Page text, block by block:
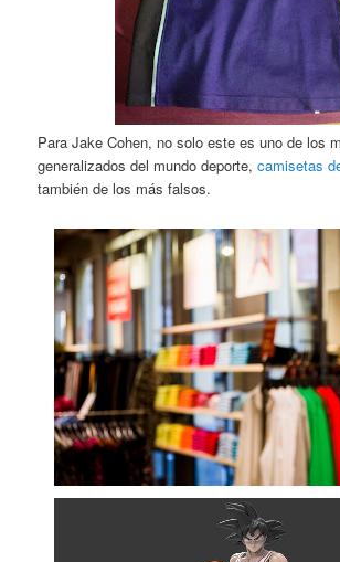
Para Jake Cohen, no solo este es uno de los
generalizados del mundo deporte,camisetas
también de los más falsos.